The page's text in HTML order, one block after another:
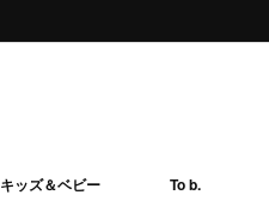
キッズ＆ベビー To b.